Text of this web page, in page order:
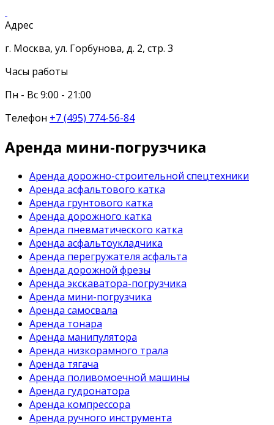
Адрес
г. Москва, ул. Горбунова, д. 2, стр. 3
Часы работы
Пн - Вс 9:00 - 21:00
Телефон +7 (495) 774-56-84
Аренда мини-погрузчика
Аренда дорожно-строительной спецтехники
Аренда асфальтового катка
Аренда грунтового катка
Аренда дорожного катка
Аренда пневматического катка
Аренда асфальтоукладчика
Аренда перегружателя асфальта
Аренда дорожной фрезы
Аренда экскаватора-погрузчика
Аренда мини-погрузчика
Аренда самосвала
Аренда тонара
Аренда манипулятора
Аренда низкорамного трала
Аренда тягача
Аренда поливомоечной машины
Аренда гудронатора
Аренда компрессора
Аренда ручного инструмента